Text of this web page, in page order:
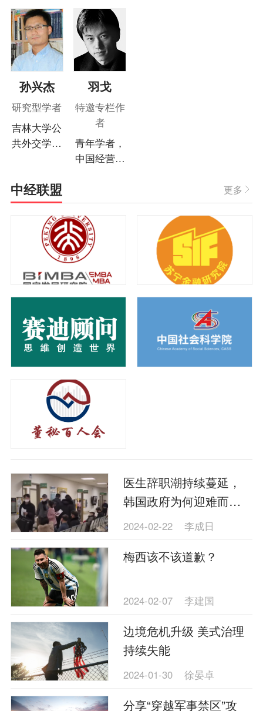
分析师、文
化部恭王府
管理中心特
聘研究员
宏观经济、
民间投资、
房地产和产
业安全等领
域。
孙兴杰
研究型学者
吉林大学公
共外交学院
际政治经济
学、地缘政
治、国家理
论
羽戈
特邀专栏作
者
青年学者，
中国经营报
学与中国近
代史研究
中经联盟 更多
医生辞职潮持续蔓延，
韩国政府为何迎难而
上？
2024-02-22 李成日
梅西该不该道歉？
2024-02-07 李建国
边境危机升级 美式治理
持续失能
2024-01-30 徐晏卓
分享“穿越军事禁区”攻